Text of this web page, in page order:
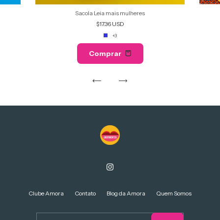
Sacola Leia mais mulheres
$17.36 USD
+3
Comprar
Clube Amora Contato Blog da Amora Quem Somos